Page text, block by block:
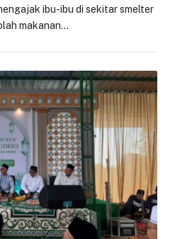
ibu-ibu di sekitar smelter
makanan…